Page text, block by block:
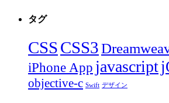
タグ
CSSCSS3
iPhone App javascript
objective-c Swift デザイン